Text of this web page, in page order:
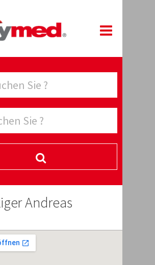
Andreas